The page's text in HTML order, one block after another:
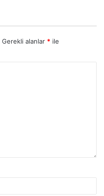
Gerekli alanlar * ile